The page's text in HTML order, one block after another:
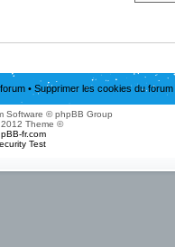
forum • Supprimer les cookies du forum
Software © phpBB Group
Theme ©
fr.com